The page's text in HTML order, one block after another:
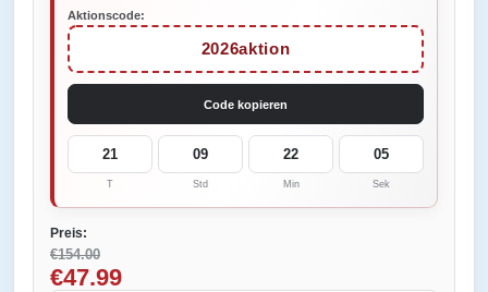
Aktionscode:
2026aktion
Code kopieren
21
T
09
Std
22
Min
05
Sek
Preis:
€154.00
€47.99